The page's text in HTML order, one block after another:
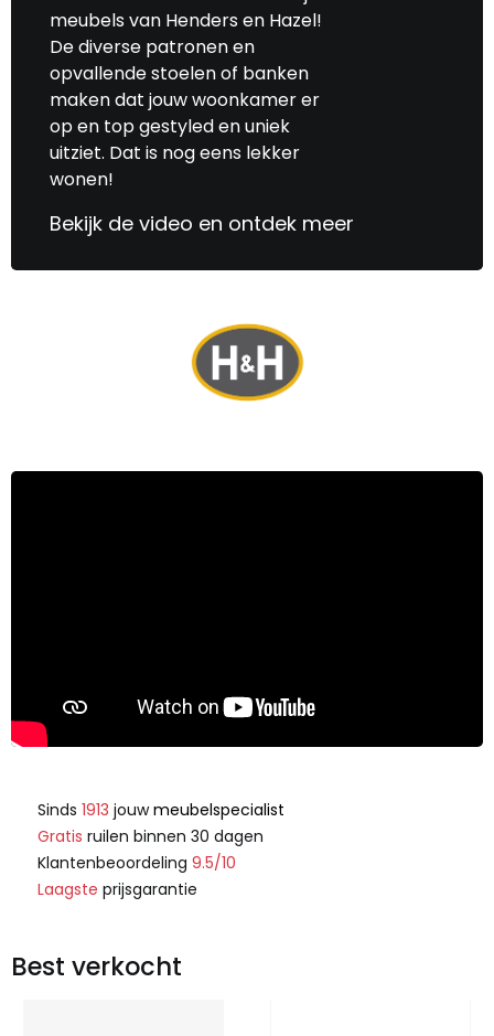
meubels van Henders en Hazel!
De diverse patronen en
opvallende stoelen of banken
maken dat jouw woonkamer er
op en top gestyled en uniek
uitziet. Dat is nog eens lekker
wonen!
Bekijk de video en ontdek meer
Sinds 1913 jouwmeubelspecialist
Gratis ruilen binnen 30 dagen
Klantenbeoordeling 9.5/10
Laagste prijsgarantie
Best verkocht